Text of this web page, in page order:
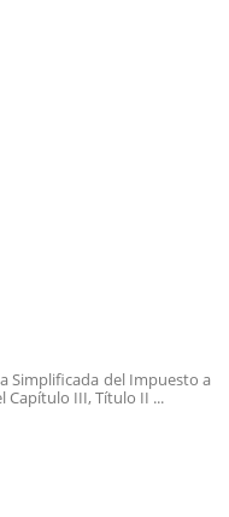
Simplificada del Impuesto a
Capítulo III, Título II ...